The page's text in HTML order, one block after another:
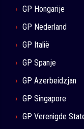
GP Hongarije
GP Nederland
GP Italië
GP Spanje
GP Azerbeidzjan
GP Singapore
GP Verenigde